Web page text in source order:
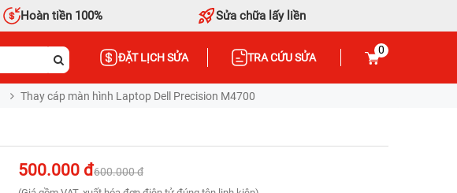
Hoàn tiền 100% Sửa chữa lấy liền
ĐẶT LỊCH SỬA TRA CỨU SỬA
0
Thay cáp màn hình Laptop Dell Precision M4700
500.000 đ600.000 đ